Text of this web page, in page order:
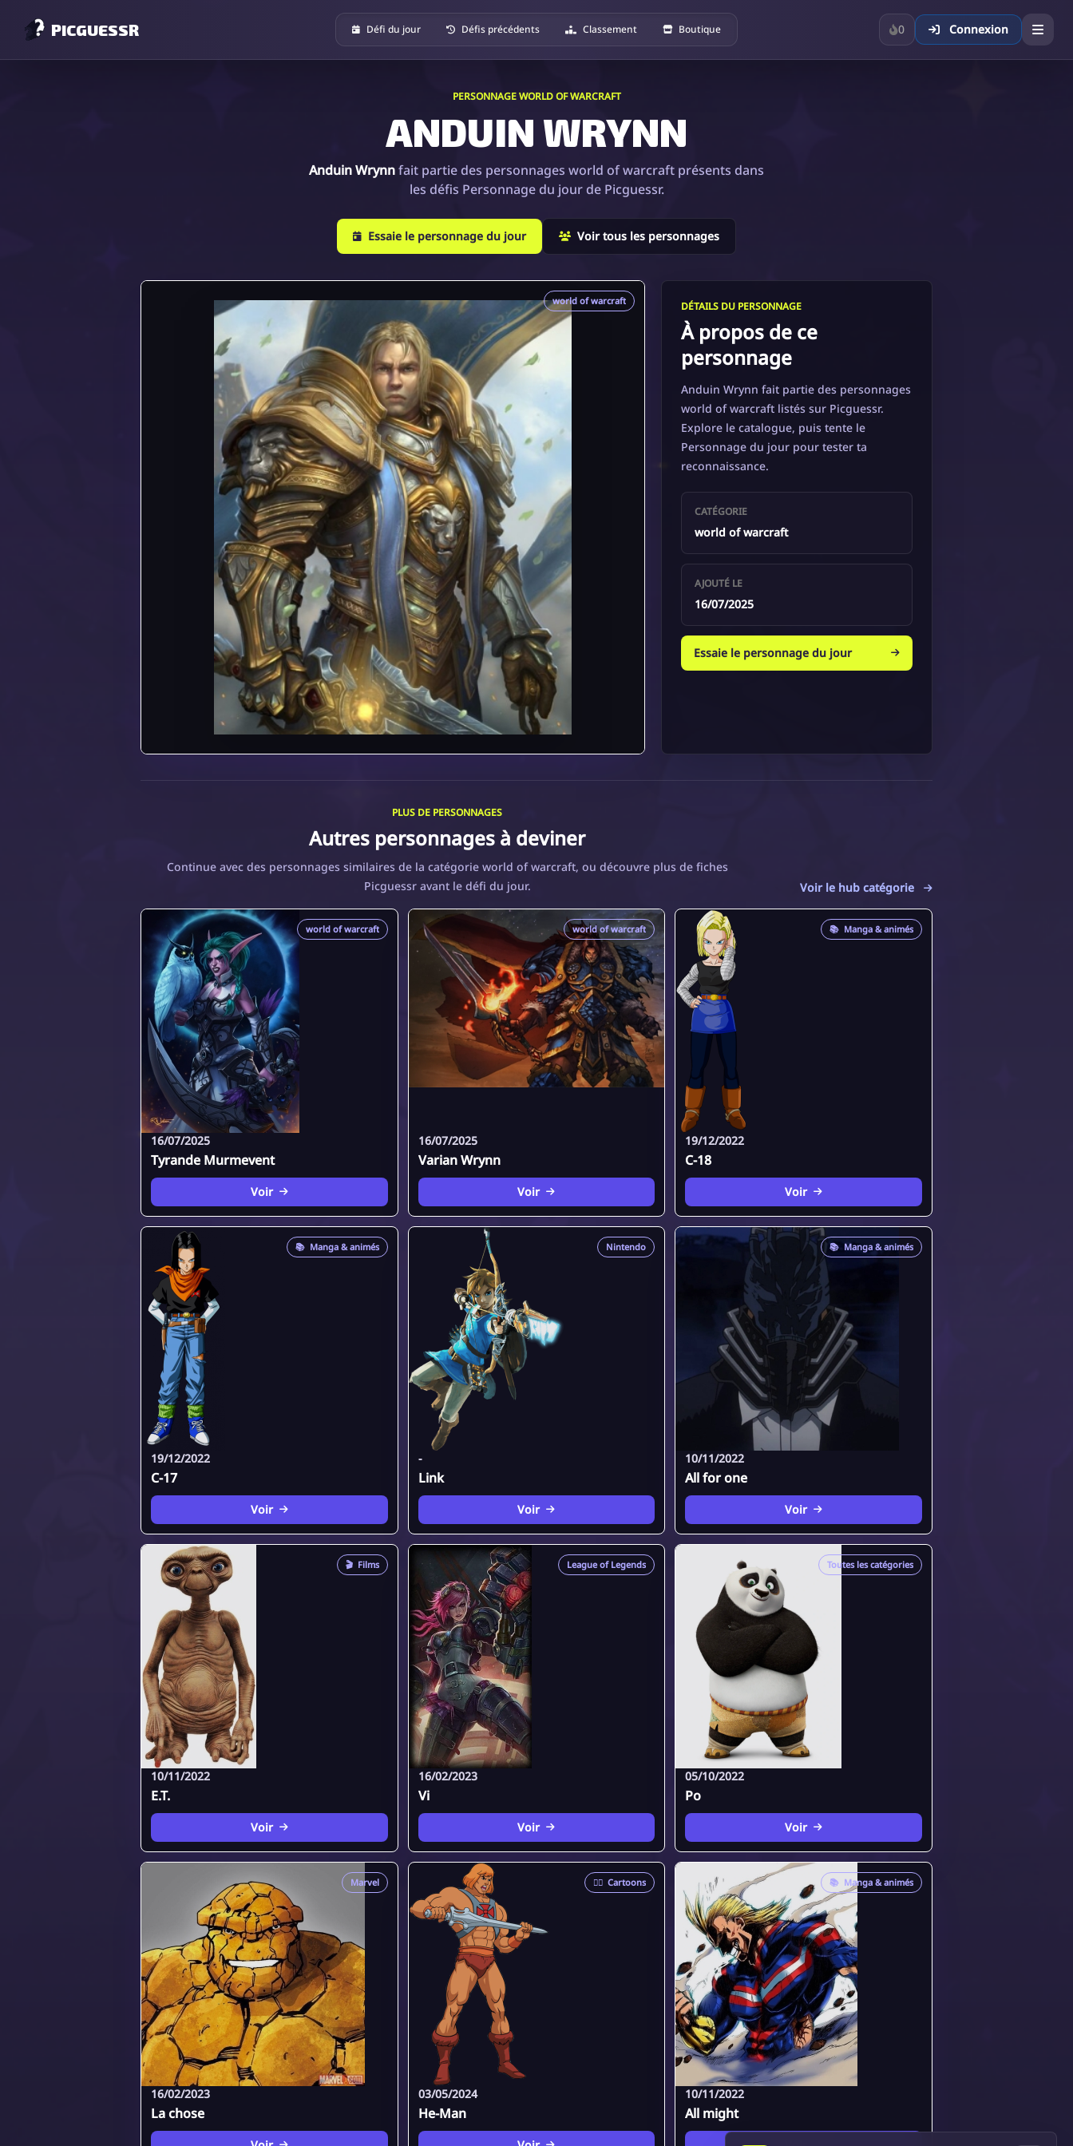
PICGUESSR Défi du jour Défis précédents Classement Boutique 0 Connexion
PERSONNAGE WORLD OF WARCRAFT
ANDUIN WRYNN
Anduin Wrynnfait partie des personnages world of warcraft présents dans
les défis Personnage du jour de Picguessr.
Essaie le personnage du jour Voir tous les personnages
world of warcraft DÉTAILS DU PERSONNAGE
À propos de ce
personnage
Anduin Wrynn fait partie des personnages
world of warcraft listés sur Picguessr.
Explore le catalogue, puis tente le
Personnage du jour pour tester ta
reconnaissance.
CATÉGORIE
world of warcraft
AJOUTÉ LE
16/07/2025
Essaie le personnage du jour
PLUS DE PERSONNAGES
Autres personnages à deviner
Continue avec des personnages similaires de la catégorie world of warcraft, ou découvre plus de fiches
Picguessr avant le défi du jour.
Voir le hub catégorie
world of warcraft
16/07/2025
Tyrande Murmevent
Voir
world of warcraft
16/07/2025
Varian Wrynn
Voir
📚 Manga & animés
19/12/2022
C-18
Voir
📚 Manga & animés
19/12/2022
C-17
Voir
Nintendo
-
Link
Voir
📚 Manga & animés
10/11/2022
All for one
Voir
🎬 Films
10/11/2022
E.T.
Voir
League of Legends
16/02/2023
Vi
Voir
Toutes les catégories
05/10/2022
Po
Voir
Marvel
16/02/2023
La chose
🦸‍♂️ Cartoons
03/05/2024
He-Man
📚 Manga & animés
10/11/2022
All might